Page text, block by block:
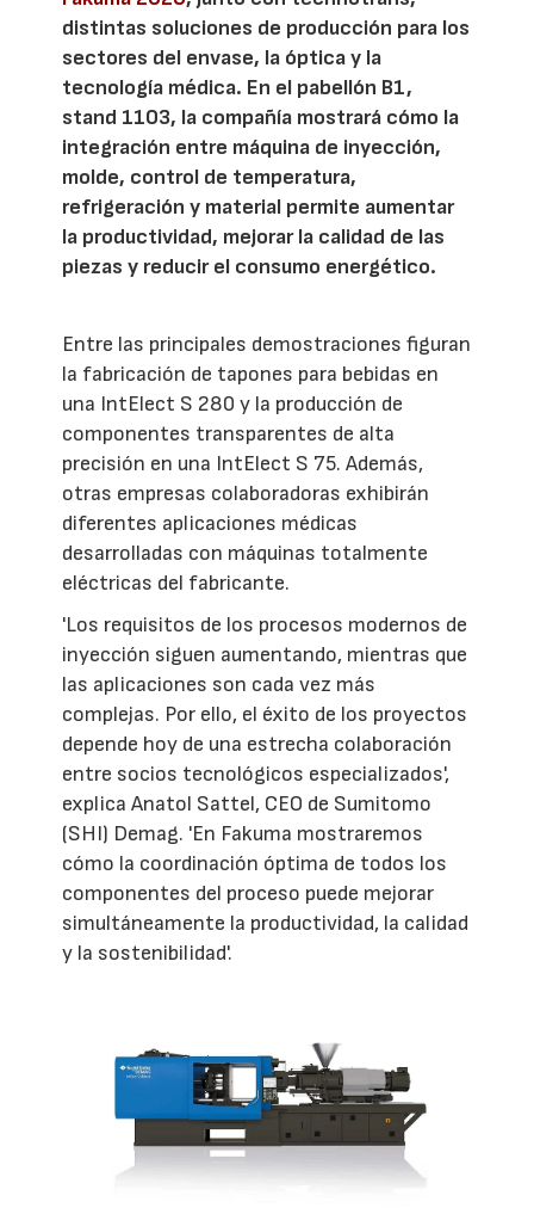
distintas soluciones de producción para los
sectores del envase, la óptica y la
tecnología médica. En el pabellón B1,
stand 1103, la compañía mostrará cómo la
integración entre máquina de inyección,
molde, control de temperatura,
refrigeración y material permite aumentar
la productividad, mejorar la calidad de las
piezas y reducir el consumo energético.
Entre las principales demostraciones figuran
la fabricación de tapones para bebidas en
una IntElect S 280 y la producción de
componentes transparentes de alta
precisión en una IntElect S 75. Además,
otras empresas colaboradoras exhibirán
diferentes aplicaciones médicas
desarrolladas con máquinas totalmente
eléctricas del fabricante.
'Los requisitos de los procesos modernos de
inyección siguen aumentando, mientras que
las aplicaciones son cada vez más
complejas. Por ello, el éxito de los proyectos
depende hoy de una estrecha colaboración
entre socios tecnológicos especializados',
explica Anatol Sattel, CEO de Sumitomo
(SHI) Demag. 'En Fakuma mostraremos
cómo la coordinación óptima de todos los
componentes del proceso puede mejorar
simultáneamente la productividad, la calidad
y la sostenibilidad'.